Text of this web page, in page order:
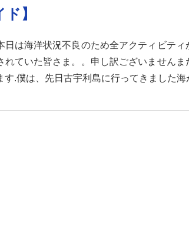
】
日は海洋状況不良のため全アクティビティ
れていた皆さま。。申し訳ございません
す.僕は、先日古宇利島に行ってきました